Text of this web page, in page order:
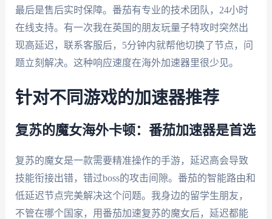
最后是售后实时保障。番茄有专业的技术团队，24小时
在线支持。有一次我在英国的朋友玩量子特攻时突然出
现高延迟，联系客服后，5分钟内就帮他切换了节点，问
题立刻解决。这种响应速度在海外加速器里很少见。
针对不同游戏的加速器推荐
复苏的魔女海外卡顿：番茄加速器是首选
复苏的魔女是一款需要精准操作的手游，延迟高会导致
技能衔接出错，错过boss的攻击间隙。番茄的智能路由和
低延迟节点完美解决这个问题。我身边的留学生朋友，
不管在哪个国家，用番茄加速复苏的魔女后，延迟都能